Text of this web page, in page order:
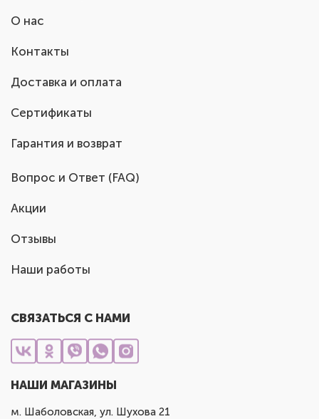
О нас
Контакты
Доставка и оплата
Сертификаты
Гарантия и возврат
Вопрос и Ответ (FAQ)
Акции
Отзывы
Наши работы
СВЯЗАТЬСЯ С НАМИ
НАШИ МАГАЗИНЫ
м. Шаболовская, ул. Шухова 21